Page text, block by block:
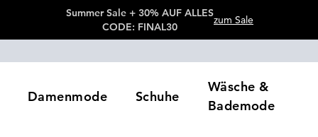
Summer Sale + 30% AUF ALLES
CODE: FINAL30
zum Sale
Damenmode Schuhe
Wäsche &
Bademode